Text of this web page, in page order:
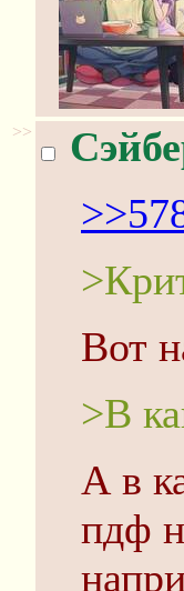
>>
Вот
>В
А в
пдф